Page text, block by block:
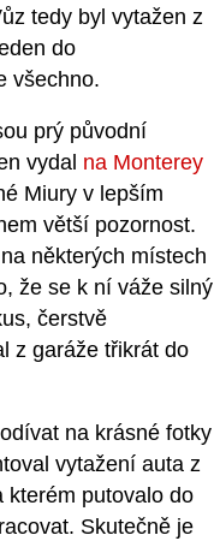
tedy byl vytažen z
do
všechno.
prý původní
vydal na Monterey
Miury v lepším
větší pozornost.
některých místech
že se k ní váže silný
čerstvě
z garáže třikrát do
na krásné fotky
vytažení auta z
kterém putovalo do
Skutečně je